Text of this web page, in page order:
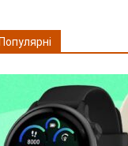
Популярні